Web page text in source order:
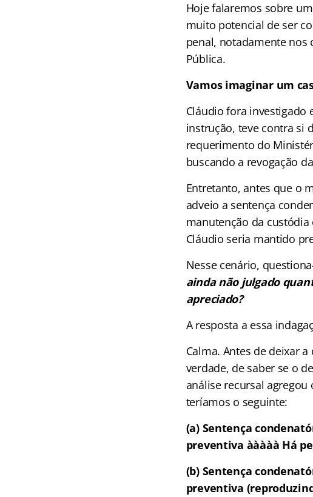
Hoje falaremos sobre
muito potencial de ser
penal, notadamente nos
Pública.
Vamos imaginar um
Cláudio fora investigado
instrução, teve contra si
requerimento do
buscando a revogação
Entretanto, antes que o
adveio a sentença
manutenção da custódia
Cláudio seria mantido
Nesse cenário,
ainda não julgado
apreciado?
A resposta a essa
Calma. Antes de deixar
verdade, de saber se o
análise recursal
teríamos o seguinte:
(a) Sentença
preventiva ààààà Há
(b) Sentença
preventiva